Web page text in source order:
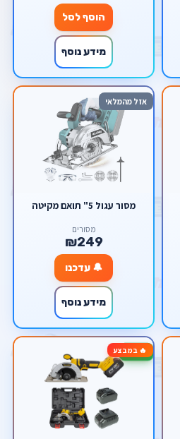
הוסף לסל
מידע נוסף
אזל מהמלאי
מסור עגול 5" תואם מקיטה
מסורים
₪249
🔔 עדכנו
מידע נוסף
🔥 במבצע-17%